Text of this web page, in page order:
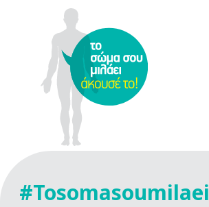
#Tosomasoumilaei